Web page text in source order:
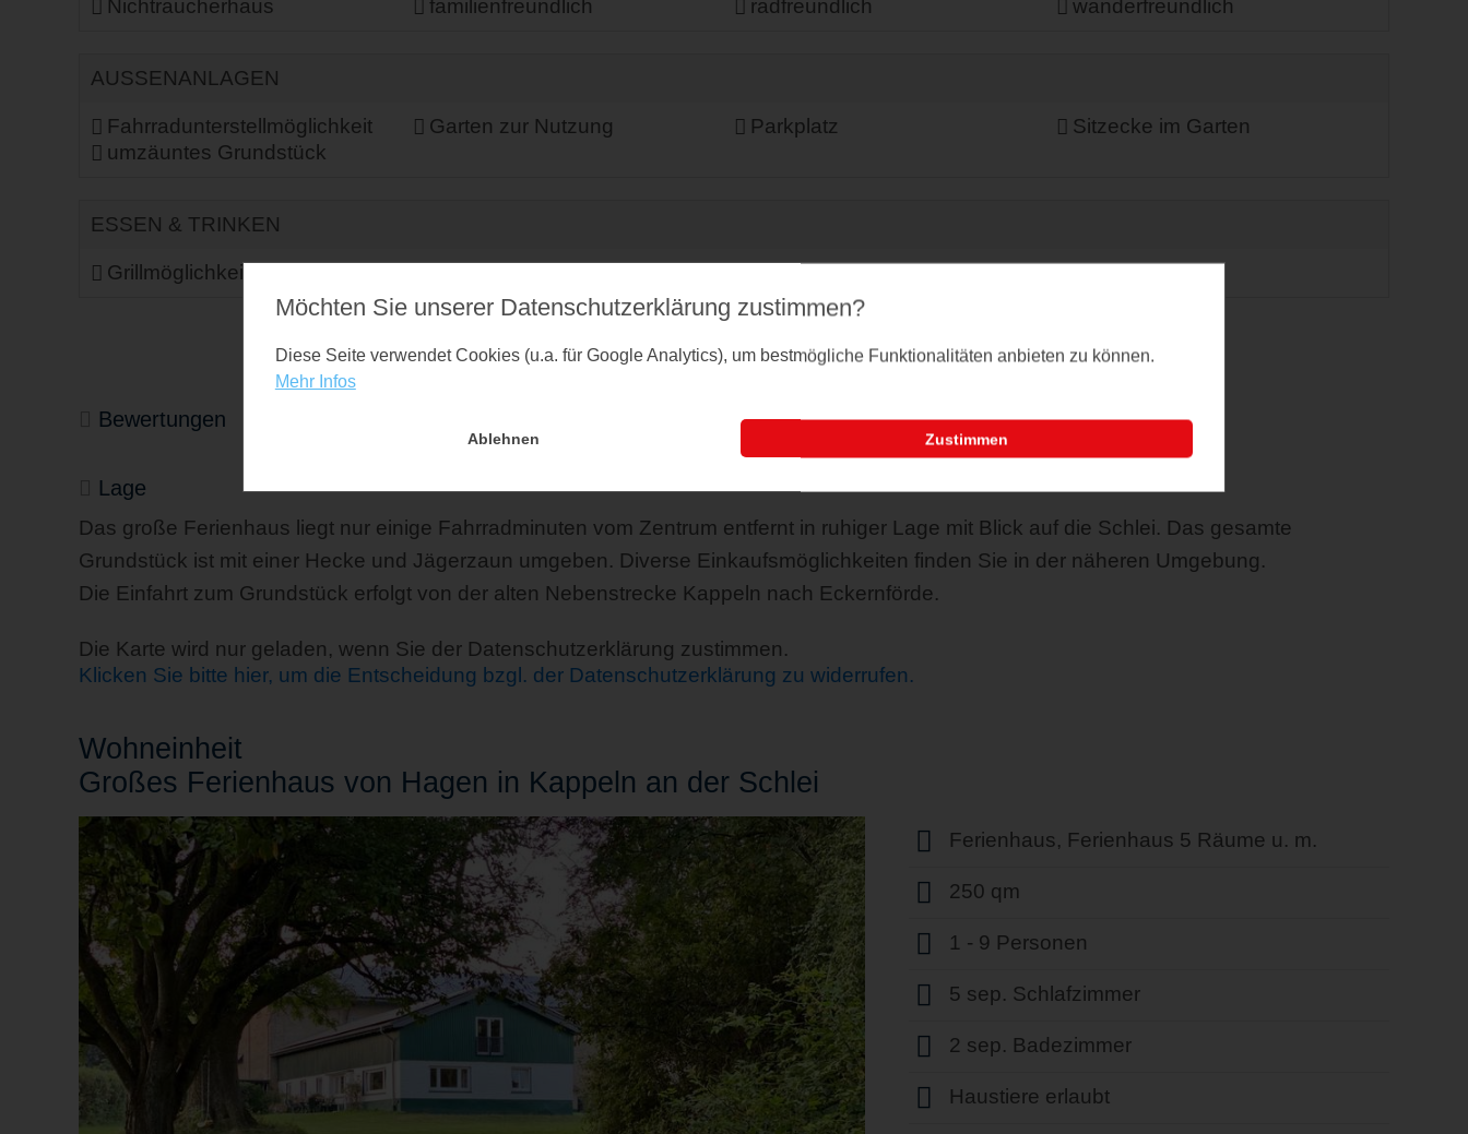
Nichtraucherhaus familienfreundlich radfreundlich wanderfreundlich
AUSSENANLAGEN
Fahrradunterstellmöglichkeit Garten zur Nutzung Parkplatz
Sitzecke im Garten
umzäuntes Grundstück
ESSEN & TRINKEN
Grillmöglichkeit
Bewertungen
Lage
Das große Ferienhaus liegt nur einige Fahrradminuten vom Zentrum entfernt in ruhiger Lage mit Blick auf die Schlei. Das gesamte
Grundstück ist mit einer Hecke und Jägerzaun umgeben. Diverse Einkaufsmöglichkeiten finden Sie in der näheren Umgebung.
Die Einfahrt zum Grundstück erfolgt von der alten Nebenstrecke Kappeln nach Eckernförde.
Die Karte wird nur geladen, wenn Sie der Datenschutzerklärung zustimmen.
Klicken Sie bitte hier, um die Entscheidung bzgl. der Datenschutzerklärung zu widerrufen.
Wohneinheit
Großes Ferienhaus von Hagen in Kappeln an der Schlei
Ferienhaus, Ferienhaus 5 Räume u. m.
250 qm
1 - 9 Personen
5 sep. Schlafzimmer
2 sep. Badezimmer
Haustiere erlaubt
Möchten Sie unserer Datenschutz­erklärung zustimmen?
Diese Seite verwendet Cookies (u.a. für Google Analytics), um bestmögliche Funktionalitäten anbieten zu können.
Mehr Infos
Ablehnen Zustimmen